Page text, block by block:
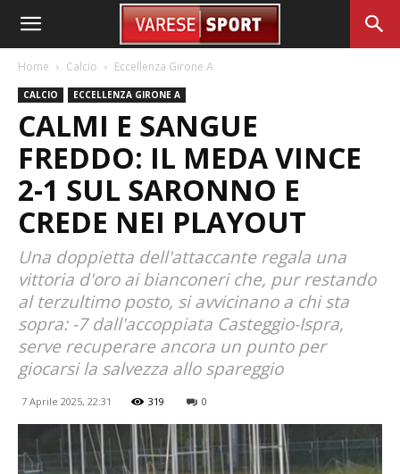
Home Calcio Eccellenza Girone A
CALCIO ECCELLENZA GIRONE A
CALMI E SANGUE
FREDDO: IL MEDA VINCE
2-1 SUL SARONNO E
CREDE NEI PLAYOUT
Una doppietta dell'attaccante regala una
vittoria d'oro ai bianconeri che, pur restando
al terzultimo posto, si avvicinano a chi sta
sopra: -7 dall'accoppiata Casteggio-Ispra,
serve recuperare ancora un punto per
giocarsi la salvezza allo spareggio
7 Aprile 2025, 22:31 319 0